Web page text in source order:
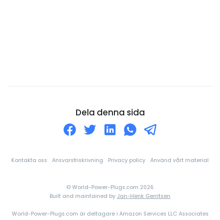
El Salvador
Dela denna sida
Kontakta oss Ansvarsfriskrivning Privacy policy Använd vårt material
© World-Power-Plugs.com 2026
Built and maintained by Jan-Henk Gerritsen
World-Power-Plugs.com är deltagare i Amazon Services LLC Associates